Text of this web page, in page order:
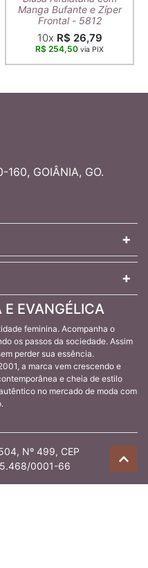
Manga Bufante e Zíper
Frontal - 5812
10x R$ 26,79
R$ 254,50 via PIX
GOIÂNIA, GO.
EVANGÉLICA
feminina. Acompanha o
os passos da sociedade. Assim
perder sua essência.
a marca vem crescendo e
e cheia de estilo
no mercado de moda com
Nº 499, CEP
0001-66